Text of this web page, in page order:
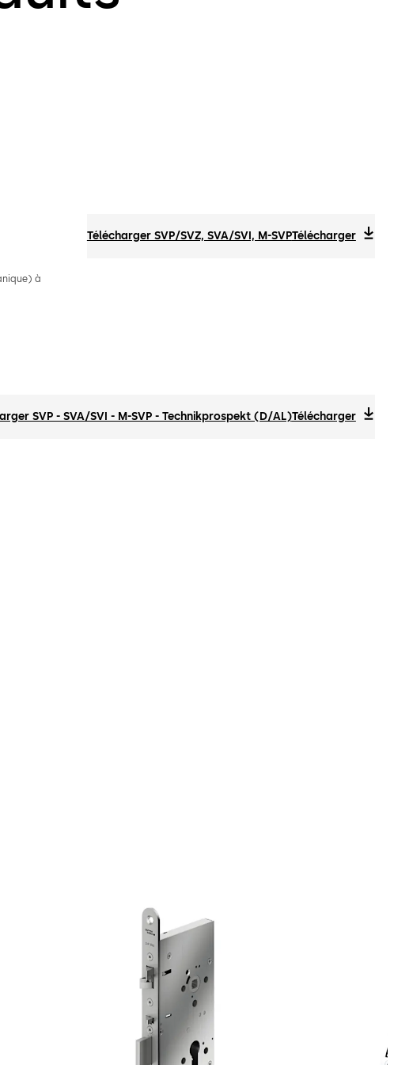
à
Télécharger SVP/SVZ, SVA/SVI, M-SVPTélécharger
SVP - SVA/SVI - M-SVP - Technikprospekt (D/AL)Télécharger